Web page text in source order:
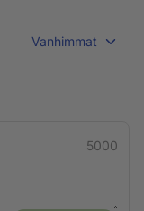
Vanhimmat
5000